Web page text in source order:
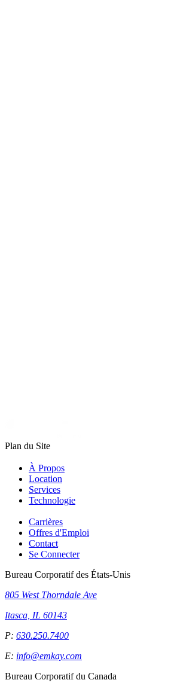
Plan du Site
À Propos
Location
Services
Technologie
Carrières
Offres d'Emploi
Contact
Se Connecter
Bureau Corporatif des États-Unis
805 West Thorndale Ave
Itasca, IL 60143
P: 630.250.7400
E: info@emkay.com
Bureau Corporatif du Canada